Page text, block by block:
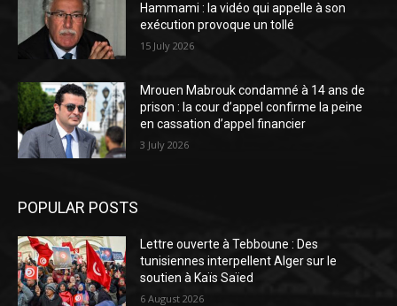
Hammami : la vidéo qui appelle à son
exécution provoque un tollé
15 July 2026
Mrouen Mabrouk condamné à 14 ans de
prison : la cour d’appel confirme la peine
en cassation d’appel financier
3 July 2026
POPULAR POSTS
Lettre ouverte à Tebboune : Des
tunisiennes interpellent Alger sur le
soutien à Kaïs Saïed
6 August 2026